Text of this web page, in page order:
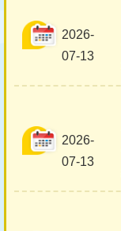
2026-
07-13
2026-
07-13